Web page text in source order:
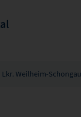
Lkr. Weilheim-Schongau